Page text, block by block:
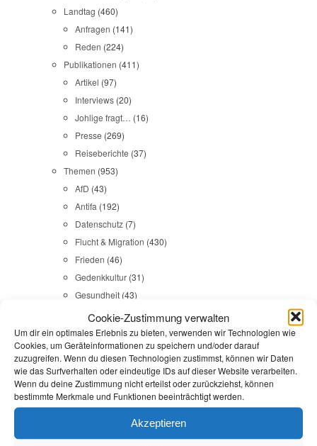
Cookie-Zustimmung verwalten
Um dir ein optimales Erlebnis zu bieten, verwenden wir Technologien wie
Cookies, um Geräteinformationen zu speichern und/oder darauf
zuzugreifen. Wenn du diesen Technologien zustimmst, können wir Daten
wie das Surfverhalten oder eindeutige IDs auf dieser Website verarbeiten.
Wenn du deine Zustimmung nicht erteilst oder zurückziehst, können
bestimmte Merkmale und Funktionen beeinträchtigt werden.
Akzeptieren
Landtag (460)
Anfragen (141)
Reden (224)
Publikationen (411)
Artikel (97)
Interviews (20)
Johlige fragt… (16)
Presse (269)
Reiseberichte (37)
Themen (953)
AfD (43)
Antifa (192)
Datenschutz (7)
Flucht & Migration (430)
Frieden (46)
Gedenkkultur (31)
Gesundheit (43)
Gleichstellung (17)
Internationales(65)
Kommunales(107)
LINKES(108)
NSU(29)
Religion & Dialog(35)